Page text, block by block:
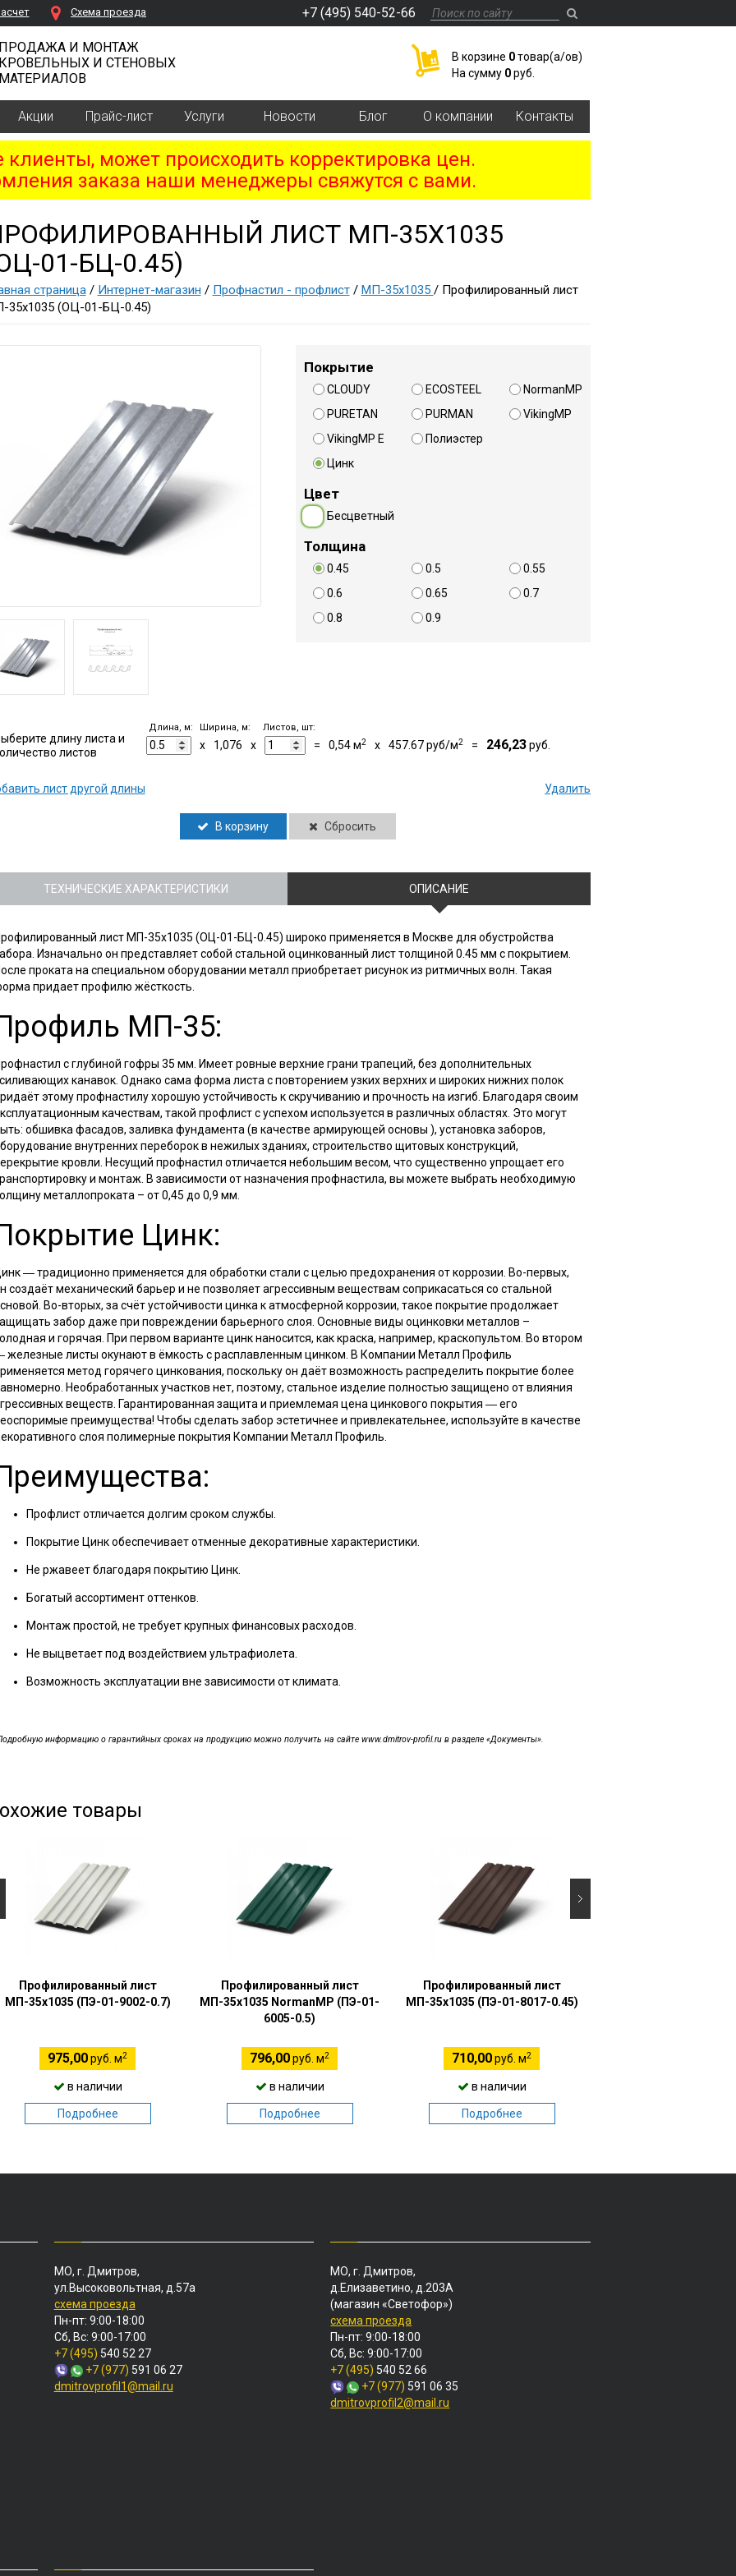
Cхема проезда +7 (495) 540-52-66
И МОНТАЖ
И СТЕНОВЫХ
В корзине 0товар(a/ов)
На сумму 0руб.
Акции Прайс-лист Услуги Новости Блог О компании Контакты
может происходить корректировка цен.
заказа наши менеджеры свяжутся с вами.
ЛИСТ МП-35Х1035
01-БЦ-0.45)
страница/ Интернет-магазин / Профнастил - профлист/ МП-35х1035 / Профилированный лист
35х1035 (ОЦ-01-БЦ-0.45)
Покрытие
CLOUDY ECOSTEEL
NormanMP
PURETAN
PURMAN
VikingMP
VikingMP E
Полиэстер
Цинк
Цвет
Бесцветный
Толщина
0.45 0.5
0.55
0.6
0.65
0.7
0.8
0.9
длину листа и
листов
Длина, м:
x 1,076
Ширина, м:
x
Листов, шт:
= 0,54м2 x 457.67руб/м2 = 246,23руб.
лист другой длины Удалить
В корзину Сбросить
ТЕХНИЧЕСКИЕ ХАРАКТЕРИСТИКИ ОПИСАНИЕ
лист МП-35х1035 (ОЦ-01-БЦ-0.45) широко применяется в Москве для обустройства
Изначально он представляет собой стальной оцинкованный лист толщиной 0.45 мм с покрытием.
проката на специальном оборудовании металл приобретает рисунок из ритмичных волн. Такая
придает профилю жёсткость.
МП-35:
с глубиной гофры 35 мм. Имеет ровные верхние грани трапеций, без дополнительных
канавок. Однако сама форма листа с повторением узких верхних и широких нижних полок
этому профнастилу хорошую устойчивость к скручиванию и прочность на изгиб. Благодаря своим
качествам, такой профлист с успехом используется в различных областях. Это могут
обшивка фасадов, заливка фундамента (в качестве армирующей основы ), установка заборов,
внутренних переборок в нежилых зданиях, строительство щитовых конструкций,
кровли. Несущий профнастил отличается небольшим весом, что существенно упрощает его
и монтаж. В зависимости от назначения профнастила, вы можете выбрать необходимую
металлопроката – от 0,45 до 0,9 мм.
Цинк:
― традиционно применяется для обработки стали с целью предохранения от коррозии. Во-первых,
создаёт механический барьер и не позволяет агрессивным веществам соприкасаться со стальной
Во-вторых, за счёт устойчивости цинка к атмосферной коррозии, такое покрытие продолжает
забор даже при повреждении барьерного слоя. Основные виды оцинковки металлов –
и горячая. При первом варианте цинк наносится, как краска, например, краскопультом. Во втором
железные листы окунают в ёмкость с расплавленным цинком. В Компании Металл Профиль
метод горячего цинкования, поскольку он даёт возможность распределить покрытие более
Необработанных участков нет, поэтому, стальное изделие полностью защищено от влияния
веществ. Гарантированная защита и приемлемая цена цинкового покрытия ― его
преимущества! Чтобы сделать забор эстетичнее и привлекательнее, используйте в качестве
слоя полимерные покрытия Компании Металл Профиль.
Профлист отличается долгим сроком службы.
Покрытие Цинк обеспечивает отменные декоративные характеристики.
Не ржавеет благодаря покрытию Цинк.
Богатый ассортимент оттенков.
Монтаж простой, не требует крупных финансовых расходов.
Не выцветает под воздействием ультрафиолета.
Возможность эксплуатации вне зависимости от климата.
информацию о гарантийных сроках на продукцию можно получить на сайте www.dmitrov-profil.ru в разделе «Документы».
товары
Профилированный лист
МП-35х1035 (ПЭ-01-9002-0.7)
975,00руб. м2
в наличии
Подробнее
Профилированный лист
МП-35х1035 NormanMP (ПЭ-01-
6005-0.5)
796,00руб. м2
в наличии
Подробнее
Профилированный лист
МП-35х1035 (ПЭ-01-8017-0.45)
710,00руб. м2
в наличии
Подробнее
МО, г. Дмитров,
ул.Высоковольтная, д.57а
схема проезда
Пн-пт: 9:00-18:00
Сб, Вс: 9:00-17:00
+7 (495) 540 52 27
+7 (977) 591 06 27
dmitrovprofil1@mail.ru
МО, г. Дмитров,
д.Елизаветино, д.203А
(магазин «Светофор»)
схема проезда
Пн-пт: 9:00-18:00
Сб, Вс: 9:00-17:00
+7 (495) 540 52 66
+7 (977) 591 06 35
dmitrovprofil2@mail.ru